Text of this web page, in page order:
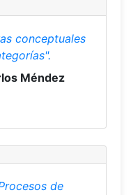
conceptuales
Méndez
de